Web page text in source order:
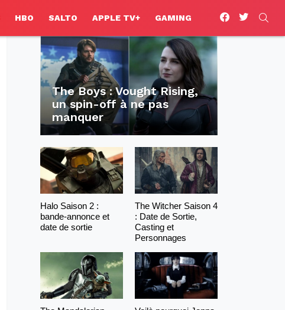
HBO SALTO APPLE TV+ GAMING
facebooktwitter
The Boys : Vought Rising,
un spin-off à ne pas
manquer
Halo Saison 2 :
bande-annonce et
date de sortie
The Witcher Saison 4
: Date de Sortie,
Casting et
Personnages